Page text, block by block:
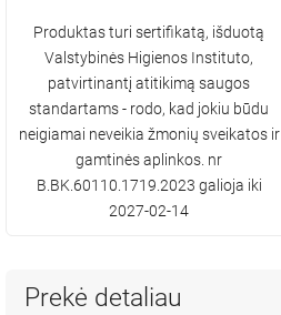
Produktas turi sertifikatą, išduotą
Valstybinės Higienos Instituto,
patvirtinantį atitikimą saugos
standartams - rodo, kad jokiu būdu
neigiamai neveikia žmonių sveikatos ir
gamtinės aplinkos. nr
B.BK.60110.1719.2023 galioja iki
2027-02-14
Prekė detaliau